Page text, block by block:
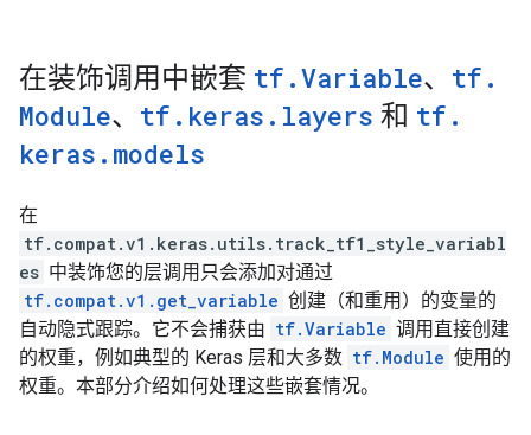
在装饰调用中嵌套 tf .Variable、 tf .
Module、 tf . keras . layers 和 tf .
keras . models
在
tf.compat.v1.keras.utils.track_tf1_style_variabl
es 中装饰您的层调用只会添加对通过
tf.compat.v1.get_variable 创建（和重用）的变量的
自动隐式跟踪。它不会捕获由 tf.Variable 调用直接创建
的权重，例如典型的 Keras 层和大多数 tf.Module 使用的
权重。本部分介绍如何处理这些嵌套情况。